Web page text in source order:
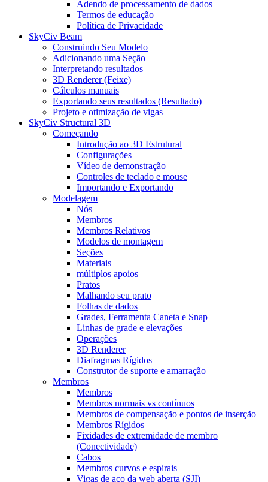
Adendo de processamento de dados
Termos de educação
Política de Privacidade
SkyCiv Beam
Construindo Seu Modelo
Adicionando uma Seção
Interpretando resultados
3D Renderer (Feixe)
Cálculos manuais
Exportando seus resultados (Resultado)
Projeto e otimização de vigas
SkyCiv Structural 3D
Começando
Introdução ao 3D Estrutural
Configurações
Vídeo de demonstração
Controles de teclado e mouse
Importando e Exportando
Modelagem
Nós
Membros
Membros Relativos
Modelos de montagem
Seções
Materiais
múltiplos apoios
Pratos
Malhando seu prato
Folhas de dados
Grades, Ferramenta Caneta e Snap
Linhas de grade e elevações
Operações
3D Renderer
Diafragmas Rígidos
Construtor de suporte e amarração
Membros
Membros
Membros normais vs contínuos
Membros de compensação e pontos de inserção
Membros Rígidos
Fixidades de extremidade de membro
(Conectividade)
Cabos
Membros curvos e espirais
Vigas de aço da web aberta (SJI)